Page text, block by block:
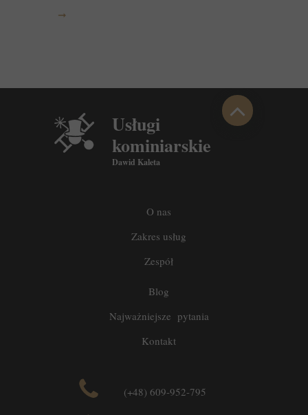
➞
Usługi
kominiarskie
Dawid Kaleta
(+48) 609-952-795
Blog
Najważniejsze pytania
Kontakt
O nas
Zakres usług
Zespół